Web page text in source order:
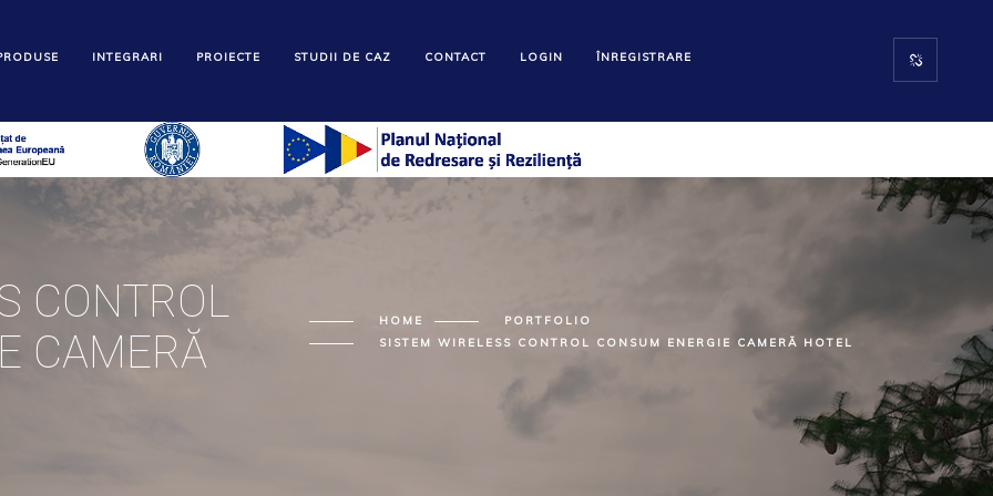
INTEGRARI PROIECTE STUDII DE CAZ CONTACT LOGIN ÎNREGISTRARE
CONTROL
CAMERĂ
HOME
PORTFOLIO
SISTEM WIRELESS CONTROL CONSUM ENERGIE CAMERĂ HOTEL